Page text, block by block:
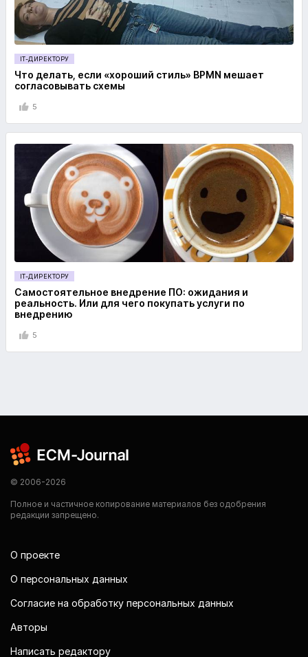
IT-ДИРЕКТОРУ
Что делать, если «хороший стиль» BPMN мешает
согласовывать схемы
5
IT-ДИРЕКТОРУ
Самостоятельное внедрение ПО: ожидания и
реальность. Или для чего покупать услуги по
внедрению
5
© 2006-2026
Полное и частичное копирование материалов без одобрения
редакции запрещено.
О проекте
О персональных данных
Согласие на обработку персональных данных
Авторы
Написать редактору